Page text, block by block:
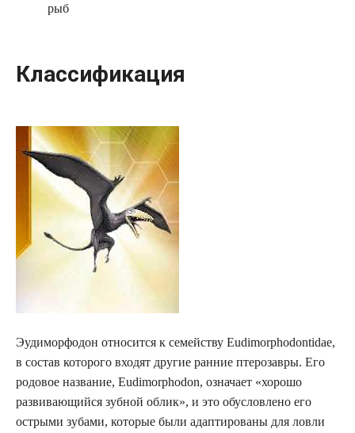
рыб
Классификация
Эудиморфодон относится к семейству Eudimorphodontidae,
в состав которого входят другие ранние птерозавры. Его
родовое название, Eudimorphodon, означает «хорошо
развивающийся зубной облик», и это обусловлено его
острыми зубами, которые были адаптированы для ловли